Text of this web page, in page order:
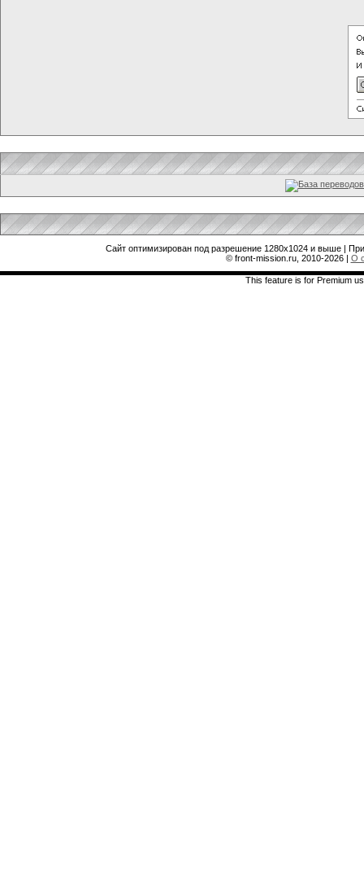
Сайт оптимизирован под разрешение 1280x1024 и выше |
© front-mission.ru, 2010-2026| О
This feature is for Premium